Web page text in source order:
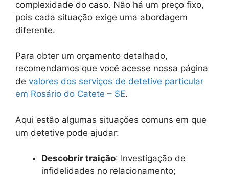
complexidade do caso. Não há um preço fixo,
pois cada situação exige uma abordagem
diferente.
Para obter um orçamento detalhado,
recomendamos que você acesse nossa página
de valores dos serviços de detetive particular
em Rosário do Catete – SE.
Aqui estão algumas situações comuns em que
um detetive pode ajudar:
Descobrir traição: Investigação de
infidelidades no relacionamento;